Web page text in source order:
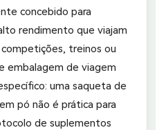
concebido para
rendimento que viajam
treinos ou
embalagem de viagem
uma saqueta de
pó não é prática para
de suplementos